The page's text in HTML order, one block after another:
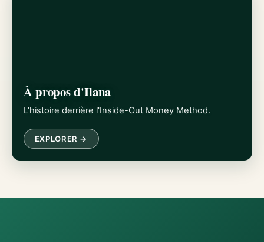
À propos d'Ilana
L'histoire derrière l'Inside-Out Money Method.
EXPLORER →